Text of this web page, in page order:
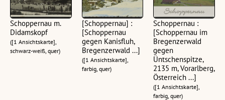
Schoppernau m.
Didamskopf
([1 Ansichtskarte],
schwarz-weiß, quer)
[Schoppernau] :
[Schoppernau
gegen Kanisfluh,
Bregenzerwald ...]
([1 Ansichtskarte],
farbig, quer)
Schoppernau :
[Schoppernau im
Bregenzerwald
gegen
Üntschenspitze,
2135 m, Vorarlberg,
Österreich ...]
([1 Ansichtskarte],
farbig, quer)